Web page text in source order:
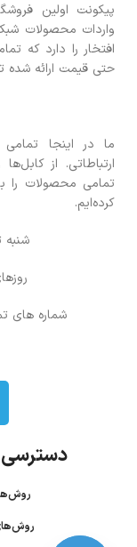
پیکونت اولین
واردات محصولات
افتخار را دارد که
حتی قیمت ارائه شده
ما در اینجا تمامی
ارتباطاتی. از
تمامی محصولات را
کرده‌ایم.
شنبه
شماره های
دسترسی